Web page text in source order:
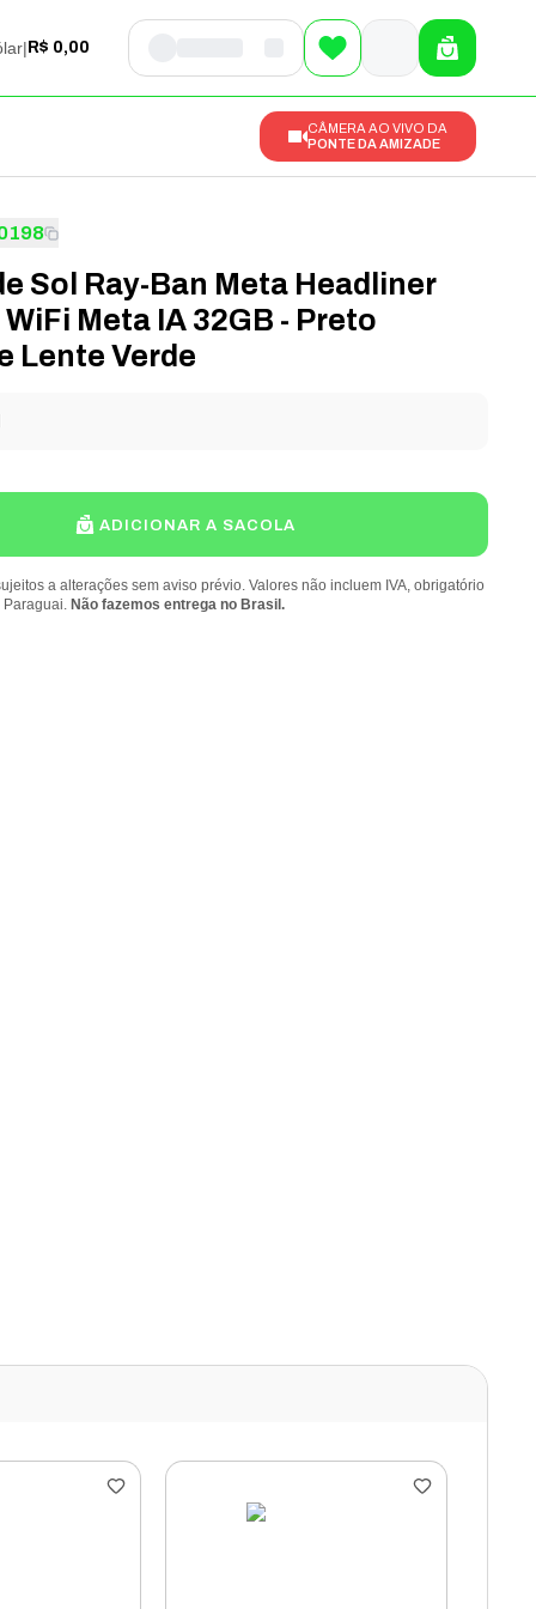
| R$ 0,00
CÂMERA AO VIVO DA
PONTE DA AMIZADE
Sol Ray-Ban Meta Headliner
WiFi Meta IA 32GB - Preto
Lente Verde
ADICIONAR A SACOLA
a alterações sem aviso prévio. Valores não incluem IVA, obrigatório
Paraguai. Não fazemos entrega no Brasil.